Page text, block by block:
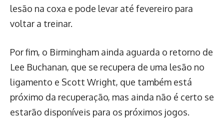
lesão na coxa e pode levar até fevereiro para
voltar a treinar.
Por fim, o Birmingham ainda aguarda o retorno de
Lee Buchanan, que se recupera de uma lesão no
ligamento e Scott Wright, que também está
próximo da recuperação, mas ainda não é certo se
estarão disponíveis para os próximos jogos.